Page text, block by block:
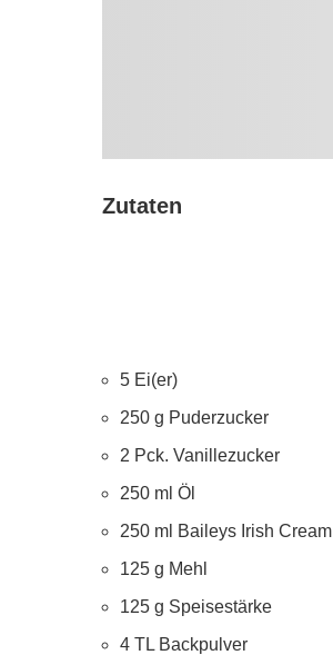
Zutaten
5 Ei(er)
250 g Puderzucker
2 Pck. Vanillezucker
250 ml Öl
250 ml Baileys Irish Cream
125 g Mehl
125 g Speisestärke
4 TL Backpulver